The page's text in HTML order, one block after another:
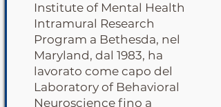
Institute of Mental Health
Intramural Research
Program a Bethesda, nel
Maryland, dal 1983, ha
lavorato come capo del
Laboratory of Behavioral
Neuroscience fino a